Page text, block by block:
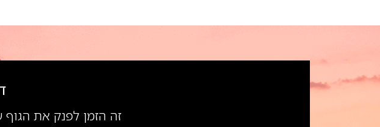
זה הזמן לפנק את